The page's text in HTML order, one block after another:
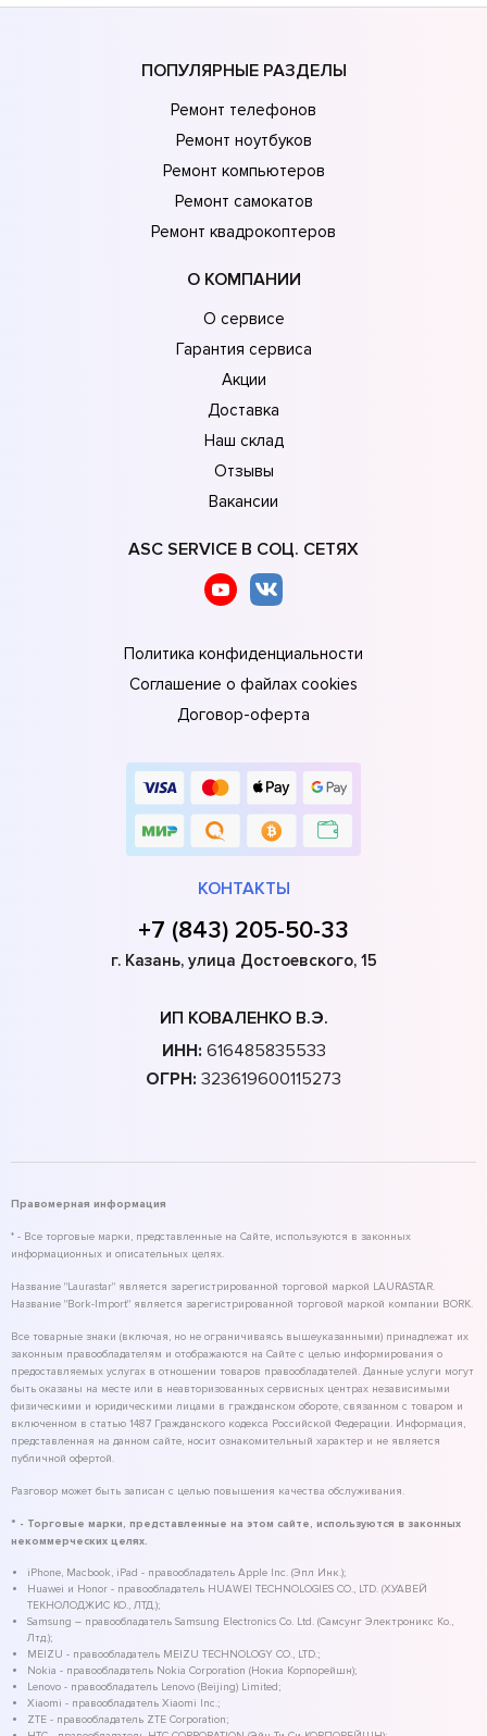
ПОПУЛЯРНЫЕ РАЗДЕЛЫ
Ремонт телефонов
Ремонт ноутбуков
Ремонт компьютеров
Ремонт самокатов
Ремонт квадрокоптеров
О КОМПАНИИ
О сервисе
Гарантия сервиса
Акции
Доставка
Наш склад
Отзывы
Вакансии
ASC SERVICE В СОЦ. СЕТЯХ
Политика конфиденциальности
Соглашение о файлах cookies
Договор-оферта
КОНТАКТЫ
+7 (843) 205-50-33
г. Казань, улица Достоевского, 15
ИП КОВАЛЕНКО В.Э.
ИНН: 616485835533
ОГРН: 323619600115273
Правомерная информация
* - Все торговые марки, представленные на Сайте, используются в законных
информационных и описательных целях.
Название "Laurastar" является зарегистрированной торговой маркой LAURASTAR.
Название "Bork-Import" является зарегистрированной торговой маркой компании BORK.
Все товарные знаки (включая, но не ограничиваясь вышеуказанными) принадлежат их
законным правообладателям и отображаются на Сайте с целью информирования о
предоставляемых услугах в отношении товаров правообладателей. Данные услуги могут
быть оказаны на месте или в неавторизованных сервисных центрах независимыми
физическими и юридическими лицами в гражданском обороте, связанном с товаром и
включенном в статью 1487 Гражданского кодекса Российской Федерации. Информация,
представленная на данном сайте, носит ознакомительный характер и не является
публичной офертой.
Разговор может быть записан с целью повышения качества обслуживания.
* - Торговые марки, представленные на этом сайте, используются в законных
некоммерческих целях.
iPhone, Macbook, iPad - правообладатель Apple Inc. (Эпл Инк.);
Huawei и Honor - правообладатель HUAWEI TECHNOLOGIES CO., LTD. (ХУАВЕЙ
ТЕКНОЛОДЖИС КО., ЛТД.);
Samsung – правообладатель Samsung Electronics Co. Ltd. (Самсунг Электроникс Ко.,
Лтд.);
MEIZU - правообладатель MEIZU TECHNOLOGY CO., LTD.;
Nokia - правообладатель Nokia Corporation (Нокиа Корпорейшн);
Lenovo - правообладатель Lenovo (Beijing) Limited;
Xiaomi - правообладатель Xiaomi Inc.;
ZTE - правообладатель ZTE Corporation;